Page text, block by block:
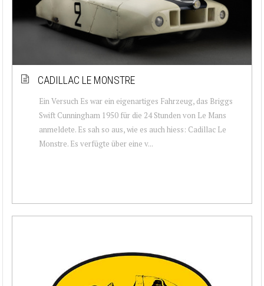
CADILLAC LE MONSTRE
Ein Versuch Es war ein eigenartiges Fahrzeug, das Briggs
Swift Cunningham 1950 für die 24 Stunden von Le Mans
anmeldete. Es sah so aus, wie es auch hiess: Cadillac Le
Monstre. Es verfügte über eine v...